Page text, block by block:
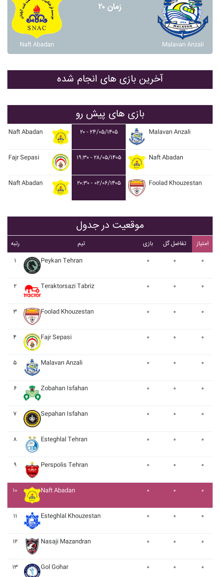
Naft Abadan
زمان ۲۰
Malavan Anzali
آخرین بازی های انجام شده
بازی های پیش رو
Naft Abadan ۲۰ - ۲۴/۰۵/۱۴۰۵ Malavan Anzali
Fajr Sepasi ۱۹:۳۰ - ۲۸/۰۵/۱۴۰۵ Naft Abadan
Naft Abadan ۲۰:۳۰ - ۰۲/۰۶/۱۴۰۵ Foolad Khouzestan
موقعیت در جدول
رتبه تیم بازی تفاضل گل
امتیاز
۱
Peykan Tehran ۰ ۰ ۰
۲ Teraktorsazi Tabriz ۰ ۰ ۰
۳ Foolad Khouzestan ۰ ۰ ۰
۴ Fajr Sepasi ۰ ۰ ۰
۵ Malavan Anzali ۰ ۰ ۰
۶ Zobahan Isfahan ۰ ۰ ۰
۷ Sepahan Isfahan ۰ ۰ ۰
۸ Esteghlal Tehran ۰ ۰ ۰
۹ Perspolis Tehran ۰ ۰ ۰
۱۰ Naft Abadan ۰ ۰ ۰
۱۱ Esteghlal Khouzestan ۰ ۰ ۰
۱۲ Nasaji Mazandran ۰ ۰ ۰
۱۳ Gol Gohar ۰ ۰ ۰